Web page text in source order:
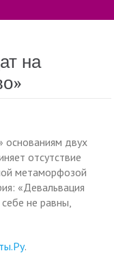
на
основаниям двух
отсутствие
метаморфозой
«Девальвация
не равны,
.